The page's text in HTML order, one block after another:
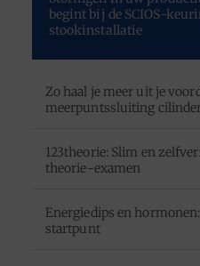
begint bij de SCIOS-
stookinstallatie
Zo haal je meer uit je
meerpuntssluiting
123theorie: Slim en
theorie-examen
Energiedips en
startpunt